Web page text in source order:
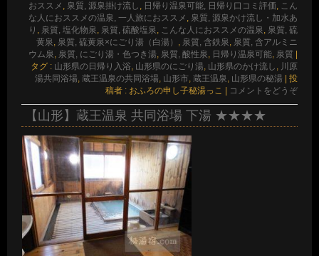
おススメ , 泉質, 源泉掛け流し , 日帰り温泉可能, 日帰り口コミ評価, こん
な人におススメの温泉, 一人旅におススメ , 泉質, 源泉かけ流し・加水あ
り , 泉質, 塩化物泉, 泉質, 硫酸塩泉, こんな人におススメの温泉, 泉質, 硫
黄泉, 泉質, 硫黄泉×にごり湯（白湯） , 泉質, 含鉄泉, 泉質, 含アルミニ
ウム泉, 泉質, にごり湯・色つき湯, 泉質, 酸性泉, 日帰り温泉可能, 泉質
タグ : 山形県の日帰り入浴, 山形県のにごり湯, 山形県のかけ流し , 川原
湯共同浴場, 蔵王温泉の共同浴場, 山形市, 蔵王温泉, 山形県の秘湯
投
稿者 : おふろの申し子秘湯っこ
コメントをどうぞ
【山形】蔵王温泉 共同浴場 下湯 ★★★★